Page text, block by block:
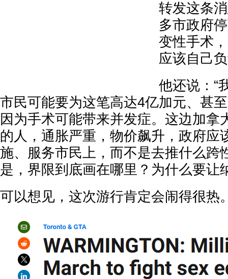
转发这条
多市政府
变性手术
应该自己
他还说：“
市民可能要为这笔高达4亿加元、甚
因为手术可能带来并发症。这边加拿
的人，通胀严重，物价飙升，政府应
施、服务市民上，而不是去推什么
是，界限到底画在哪里？为什么要让
可以想见，这次游行肯定会闹得很热